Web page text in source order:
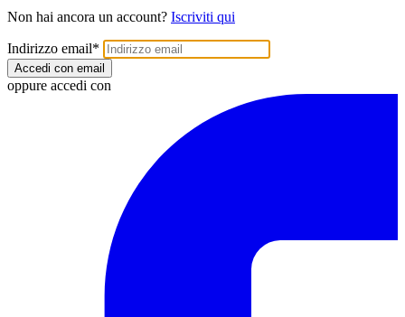
Non hai ancora un account? Iscriviti qui
Indirizzo email*
Accedi con email
oppure accedi con